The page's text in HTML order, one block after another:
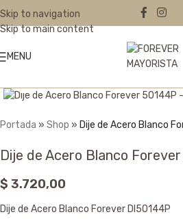
Skip to navigation
Skip to main content
MENU
Portada » Shop » Dije de Acero Blanco
Dije de Acero Blanco
$ 3.720,00
Dije de Acero Blanco Forever DI50144P